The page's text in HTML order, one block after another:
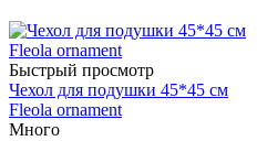
Быстрый просмотр
Чехол для подушки 45*45 см
Fleola ornament
Много